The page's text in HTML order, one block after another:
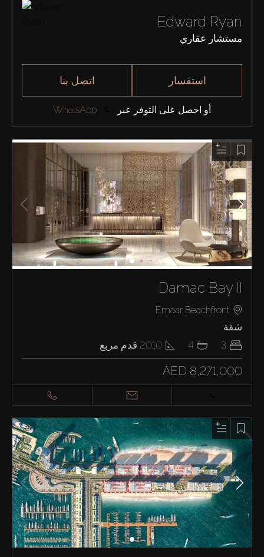
Edward Ryan
مستشار عقاري
اتصل بنا استفسار
أو احصل على التوفر عبر WhatsApp
Damac Bay II
Emaar Beachfront
شقة
3
4
2010 قدم مربع
AED 8,271,000